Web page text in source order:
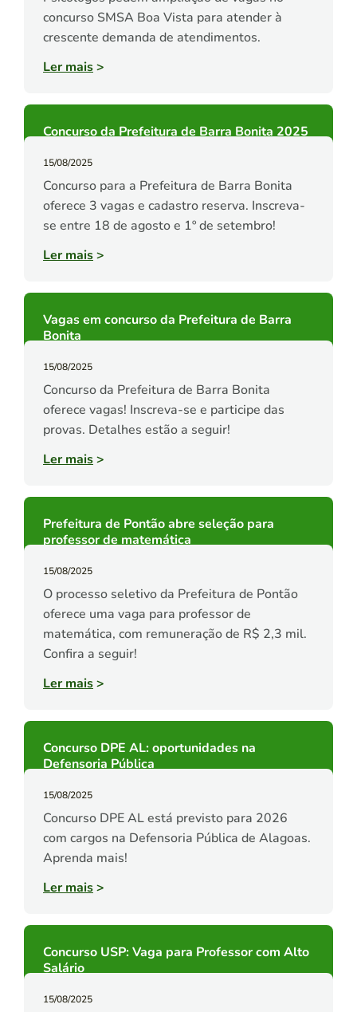
concurso SMSA Boa Vista para atender à
crescente demanda de atendimentos.
Ler mais>
Concurso da Prefeitura de Barra Bonita 2025
15/08/2025
Concurso para a Prefeitura de Barra Bonita
oferece 3 vagas e cadastro reserva. Inscreva-
se entre 18 de agosto e 1º de setembro!
Ler mais>
Vagas em concurso da Prefeitura de Barra
Bonita
15/08/2025
Concurso da Prefeitura de Barra Bonita
oferece vagas! Inscreva-se e participe das
provas. Detalhes estão a seguir!
Ler mais>
Prefeitura de Pontão abre seleção para
professor de matemática
15/08/2025
O processo seletivo da Prefeitura de Pontão
oferece uma vaga para professor de
matemática, com remuneração de R$ 2,3 mil.
Confira a seguir!
Ler mais>
Concurso DPE AL: oportunidades na
Defensoria Pública
15/08/2025
Concurso DPE AL está previsto para 2026
com cargos na Defensoria Pública de Alagoas.
Aprenda mais!
Ler mais>
Concurso USP: Vaga para Professor com Alto
Salário
15/08/2025